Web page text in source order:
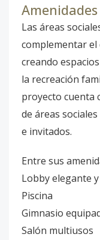
Las áreas
complementar el
creando
la recreación
proyecto cuenta
de áreas
e invitados.
Entre sus
Lobby elegante
Piscina
Gimnasio
Salón multiusos